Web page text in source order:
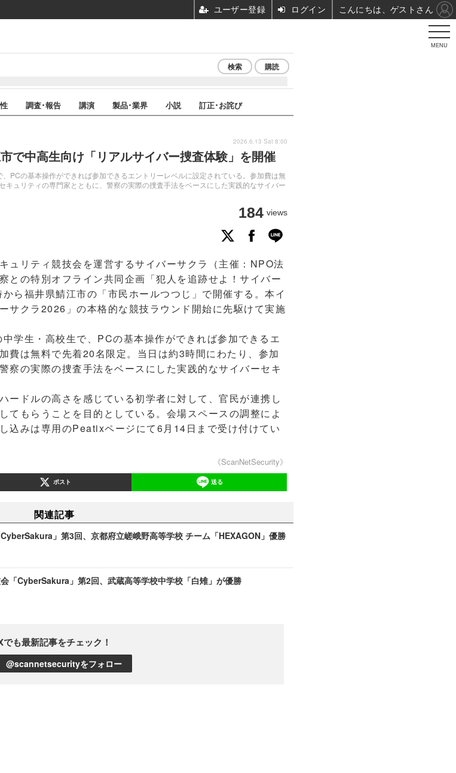
MENU
検索 購読
調査･報告 講演 製品･業界 小説 訂正･お詫び
で中高生向け「リアルサイバー捜査体験」を開催
PCの基本操作ができれば参加できるエントリーレベルに設定されている。参加費は無
ュリティの専門家とともに、警察の実際の捜査手法をベースにした実践的なサイバー
184 views
2026.6.13 Sat 8:00
ュリティ競技会を運営するサイバーサクラ（主催：NPO法
との特別オフライン共同企画「犯人を追跡せよ！サイバー
ら福井県鯖江市の「市民ホールつつじ」で開催する。本イ
サクラ2026」の本格的な競技ラウンド開始に先駆けて実施
学生・高校生で、PCの基本操作ができれば参加できるエ
費は無料で先着20名限定。当日は約3時間にわたり、参加
察の実際の捜査手法をベースにした実践的なサイバーセキ
ードルの高さを感じている初学者に対して、官民が連携し
てもらうことを目的としている。会場スペースの調整によ
込みは専用のPeatixページにて6月14日まで受け付けてい
《ScanNetSecurity》
ポスト 送る
関連記事
」第3回、京都府立嵯峨野高等学校 チーム「HEXAGON」優勝
「CyberSakura」第2回、武蔵高等学校中学校「白雉」が優勝
でも最新記事をチェック！
@scannetsecurityをフォロー
ユーザー登録 ログイン こんにちは、ゲストさん